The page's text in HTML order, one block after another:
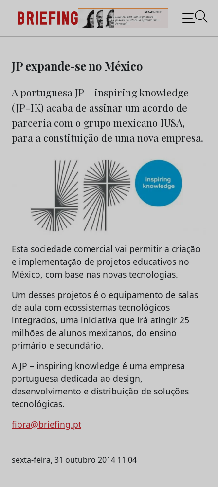
content
Briefing: Todas as notícias sobre os negócios do
Marketing e da Publicidade
JP expande-se no México
A portuguesa JP – inspiring knowledge
(JP-IK) acaba de assinar um acordo de
parceria com o grupo mexicano IUSA,
para a constituição de uma nova empresa.
Esta sociedade comercial vai permitir a criação
e implementação de projetos educativos no
México, com base nas novas tecnologias.
Um desses projetos é o equipamento de salas
de aula com ecossistemas tecnológicos
integrados, uma iniciativa que irá atingir 25
milhões de alunos mexicanos, do ensino
primário e secundário.
A JP – inspiring knowledge é uma empresa
portuguesa dedicada ao design,
desenvolvimento e distribuição de soluções
tecnológicas.
fibra@briefing.pt
sexta-feira, 31 outubro 2014 11:04